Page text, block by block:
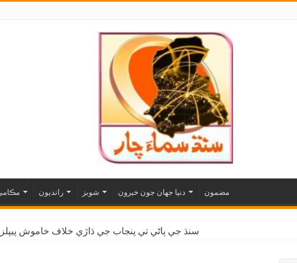
رانديون شوبز دنيا جهان جون خبرون مضمون
سنڌ جي پاڻي تي پنجاب جي ڌاڙي خلاف خاموش